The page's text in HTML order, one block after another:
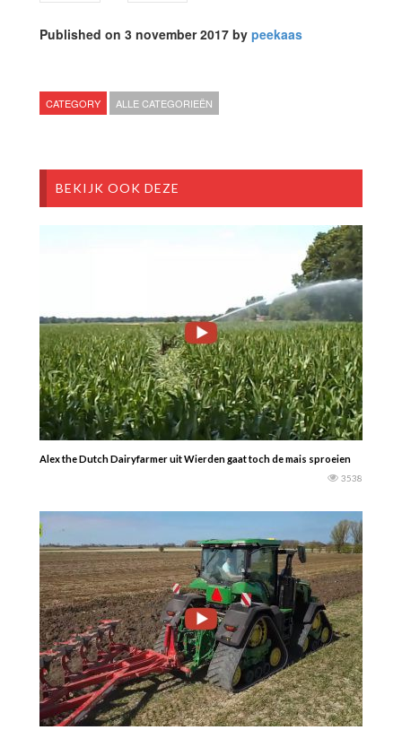
Published on 3 november 2017 by peekaas
CATEGORY ALLE CATEGORIEËN
BEKIJK OOK DEZE
Alex the Dutch Dairyfarmer uit Wierden gaat toch de mais sproeien
3538